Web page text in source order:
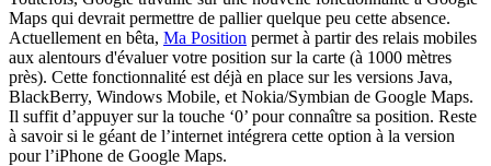
Maps qui devrait permettre de pallier quelque peu cette absence.
Actuellement en bêta, Ma Position permet à partir des relais mobiles
aux alentours d'évaluer votre position sur la carte (à 1000 mètres
près). Cette fonctionnalité est déjà en place sur les versions Java,
BlackBerry, Windows Mobile, et Nokia/Symbian de Google Maps.
Il suffit d’appuyer sur la touche ‘0’ pour connaître sa position. Reste
à savoir si le géant de l’internet intégrera cette option à la version
pour l’iPhone de Google Maps.